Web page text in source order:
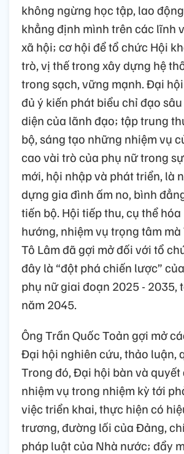
không ngừng học tập, lao
khẳng định mình trên các lĩnh
xã hội; cơ hội để tổ chức Hội
trò, vị thế trong xây dựng hệ
trong sạch, vững mạnh. Đại
đủ ý kiến phát biểu chỉ đạo
diện của lãnh đạo; tập trung
bộ, sáng tạo những nhiệm vụ
cao vài trò của phụ nữ trong
mới, hội nhập và phát triển, là
dựng gia đình ấm no, bình
tiến bộ. Hội tiếp thu, cụ thể
hướng, nhiệm vụ trọng tâm
Tô Lâm đã gợi mở đối với tổ
đây là “đột phá chiến lược”
phụ nữ giai đoạn 2025 - 2035,
năm 2045.
Ông Trần Quốc Toản gợi mở
Đại hội nghiên cứu, thảo luận,
Trong đó, Đại hội bàn và quyết
nhiệm vụ trong nhiệm kỳ tới
việc triển khai, thực hiện có
trương, đường lối của Đảng,
pháp luật của Nhà nước; đẩy